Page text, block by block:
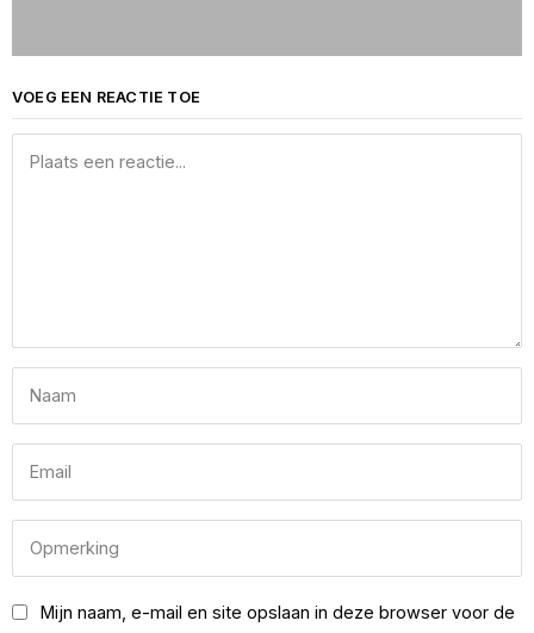
VOEG EEN REACTIE TOE
Mijn naam, e-mail en site opslaan in deze browser voor de